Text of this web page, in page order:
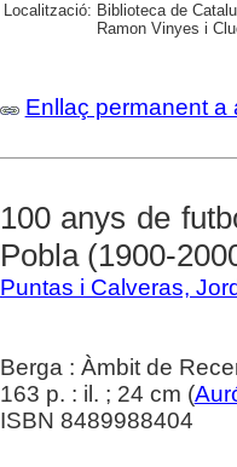
Localització: Biblioteca de
Ramon Vinyes i
Enllaç permanent a
100 anys de
Pobla (1900-
Puntas i Calveras,
Berga : Àmbit de
163 p. : il. ; 24 cm (
ISBN 8489988404